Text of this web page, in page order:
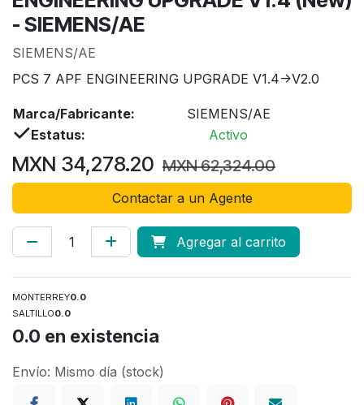
- SIEMENS/AE
SIEMENS/AE
PCS 7 APF ENGINEERING UPGRADE V1.4->V2.0
Marca/Fabricante:
SIEMENS/AE
Estatus:
Activo
MXN 34,278.20 MXN62,324.00
Contactar a un Agente
Agregar al carrito
MONTERREY0.0
SALTILLO0.0
0.0 en existencia
Envío: Mismo día (stock)